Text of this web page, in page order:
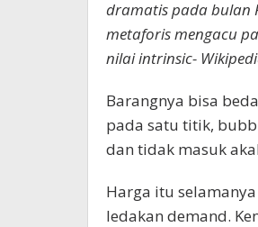
dramatis pada bulan
metaforis mengacu
nilai intrinsic-
Barangnya bisa
pada satu titik,
dan tidak masuk
Harga itu
ledakan demand.